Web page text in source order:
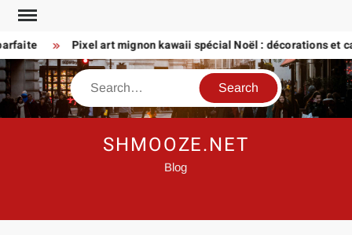
Skip
content
Pixel art mignon kawaii spécial Noël : décorations et
Search
SHMOOZE.NET
Blog